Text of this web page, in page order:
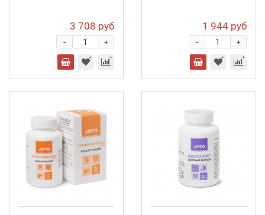
3 708 руб
+
-
1 944 руб
+
-